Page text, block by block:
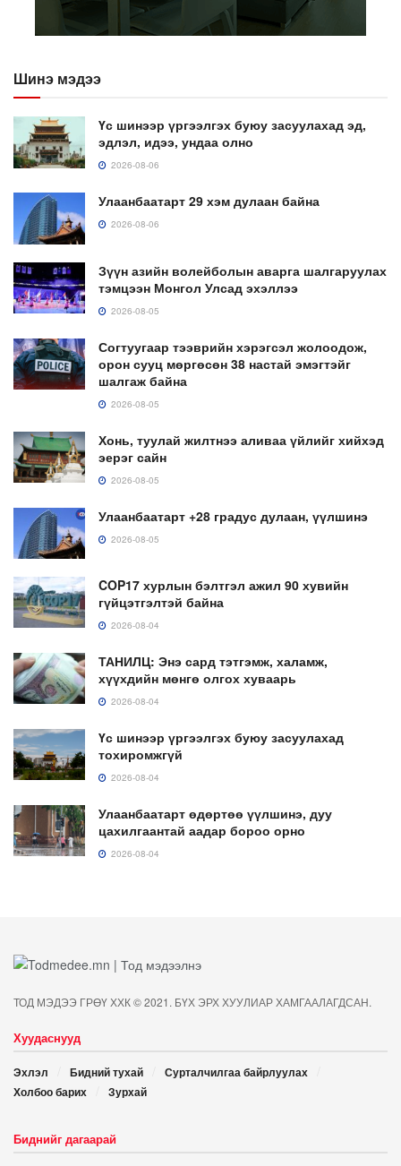
Шинэ мэдээ
Үс шинээр үргээлгэх буюу засуулахад эд,
эдлэл, идээ, ундаа олно
2026-08-06
Улаанбаатарт 29 хэм дулаан байна
2026-08-06
Зүүн азийн волейболын аварга шалгаруулах
тэмцээн Монгол Улсад эхэллээ
2026-08-05
Согтуугаар тээврийн хэрэгсэл жолоодож,
орон сууц мөргөсөн 38 настай эмэгтэйг
шалгаж байна
2026-08-05
Хонь, туулай жилтнээ аливаа үйлийг хийхэд
эерэг сайн
2026-08-05
Улаанбаатарт +28 градус дулаан, үүлшинэ
2026-08-05
COP17 хурлын бэлтгэл ажил 90 хувийн
гүйцэтгэлтэй байна
2026-08-04
ТАНИЛЦ: Энэ сард тэтгэмж, халамж,
хүүхдийн мөнгө олгох хуваарь
2026-08-04
Үс шинээр үргээлгэх буюу засуулахад
тохиромжгүй
2026-08-04
Улаанбаатарт өдөртөө үүлшинэ, дуу
цахилгаантай аадар бороо орно
2026-08-04
ТОД МЭДЭЭ ГРӨҮ ХХК © 2021. БҮХ ЭРХ ХУУЛИАР ХАМГААЛАГДСАН.
Хуудаснууд
Эхлэл Бидний тухай
Сурталчилгаа байрлуулах
Холбоо барих
Зурхай
Биднийг дагаарай